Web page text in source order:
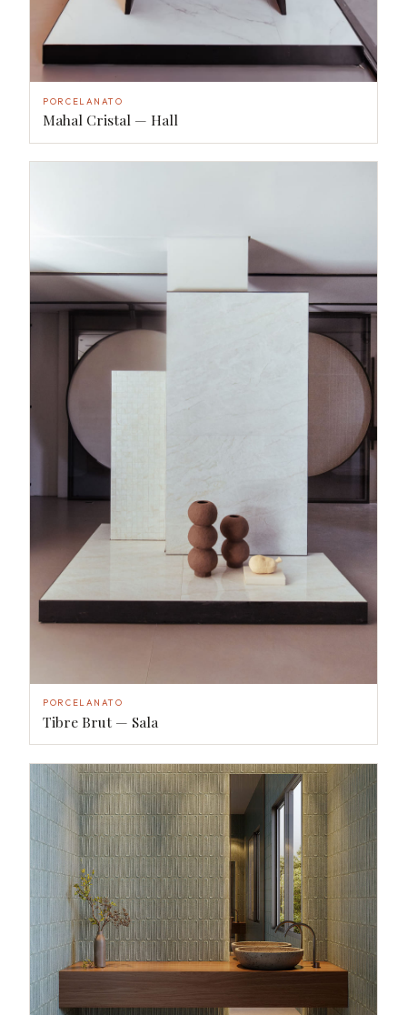
PORCELANATO
Mahal Cristal — Hall
PORCELANATO
Tibre Brut — Sala